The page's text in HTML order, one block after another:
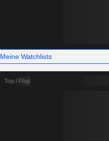
Meine Watchlists
Top / Flop